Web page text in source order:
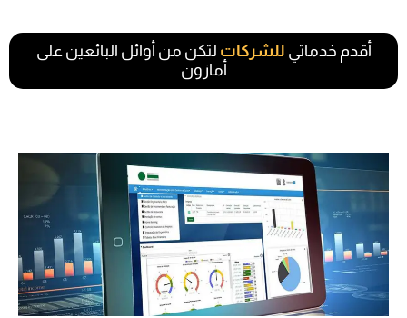
أقدم خدماتي للشركات لتكن من أوائل البائعين على
أمازون